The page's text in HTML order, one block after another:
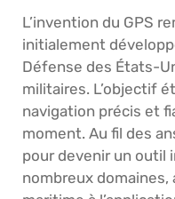
L’invention du GPS
initialement
Défense des États-
militaires. L’objectif
navigation précis et
moment. Au fil des
pour devenir un outil
nombreux domaines,